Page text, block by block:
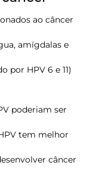
ao câncer
amígdalas e
por HPV 6 e 11)
poderiam ser
tem melhor
câncer